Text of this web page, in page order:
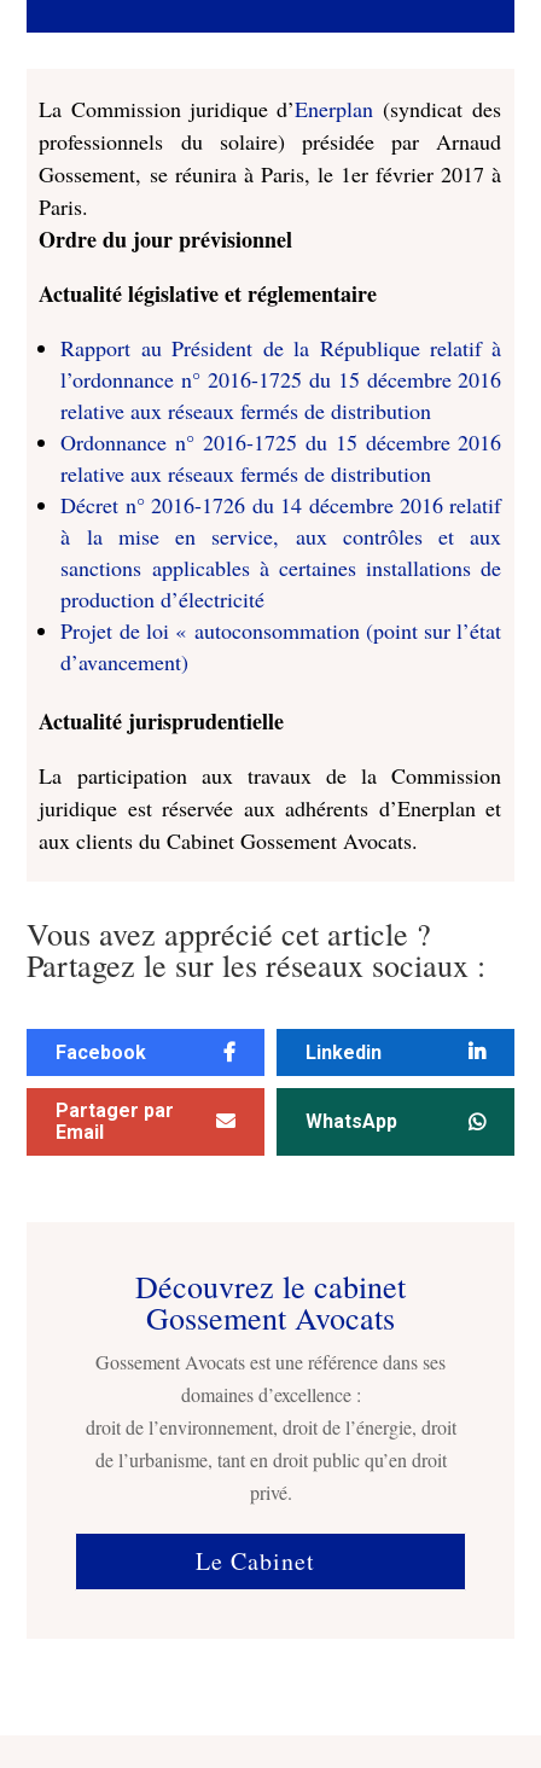
La Commission juridique d’Enerplan (syndicat des
professionnels du solaire) présidée par Arnaud
Gossement, se réunira à Paris, le 1er février 2017 à
Paris.
Ordre du jour prévisionnel
Actualité législative et réglementaire
Rapport au Président de la République relatif à
l’ordonnance n° 2016-1725 du 15 décembre 2016
relative aux réseaux fermés de distribution
Ordonnance n° 2016-1725 du 15 décembre 2016
relative aux réseaux fermés de distribution
Décret n° 2016-1726 du 14 décembre 2016 relatif
à la mise en service, aux contrôles et aux
sanctions applicables à certaines installations de
production d’électricité
Projet de loi « autoconsommation (point sur l’état
d’avancement)
Actualité jurisprudentielle
La participation aux travaux de la Commission
juridique est réservée aux adhérents d’Enerplan et
aux clients du Cabinet Gossement Avocats.
Vous avez apprécié cet article ?
Partagez le sur les réseaux sociaux :
Facebook Linkedin
Partager par
Email
WhatsApp
Découvrez le cabinet
Gossement Avocats
Gossement Avocats est une référence dans ses
domaines d’excellence :
droit de l’environnement, droit de l’énergie, droit
de l’urbanisme, tant en droit public qu’en droit
privé.
Le Cabinet